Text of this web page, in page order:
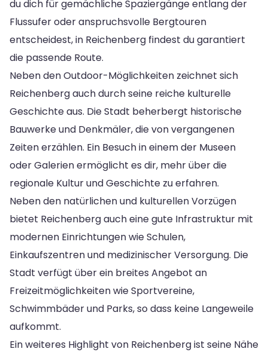
du dich für gemächliche Spaziergänge entlang der
Flussufer oder anspruchsvolle Bergtouren
entscheidest, in Reichenberg findest du garantiert
die passende Route.
Neben den Outdoor-Möglichkeiten zeichnet sich
Reichenberg auch durch seine reiche kulturelle
Geschichte aus. Die Stadt beherbergt historische
Bauwerke und Denkmäler, die von vergangenen
Zeiten erzählen. Ein Besuch in einem der Museen
oder Galerien ermöglicht es dir, mehr über die
regionale Kultur und Geschichte zu erfahren.
Neben den natürlichen und kulturellen Vorzügen
bietet Reichenberg auch eine gute Infrastruktur mit
modernen Einrichtungen wie Schulen,
Einkaufszentren und medizinischer Versorgung. Die
Stadt verfügt über ein breites Angebot an
Freizeitmöglichkeiten wie Sportvereine,
Schwimmbäder und Parks, so dass keine Langeweile
aufkommt.
Ein weiteres Highlight von Reichenberg ist seine Nähe